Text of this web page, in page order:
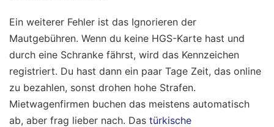
Ein weiterer Fehler ist das Ignorieren der
Mautgebühren. Wenn du keine HGS-Karte hast und
durch eine Schranke fährst, wird das Kennzeichen
registriert. Du hast dann ein paar Tage Zeit, das online
zu bezahlen, sonst drohen hohe Strafen.
Mietwagenfirmen buchen das meistens automatisch
ab, aber frag lieber nach. Das türkische